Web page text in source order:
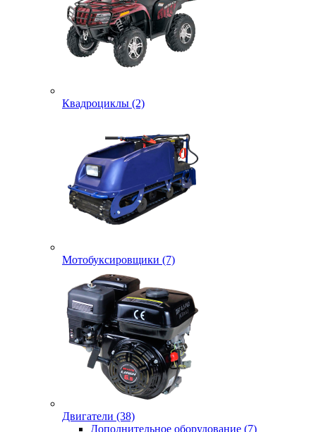
Квадроциклы (2)
Мотобуксировщики (7)
Двигатели (38)
Дополнительное оборудование (7)